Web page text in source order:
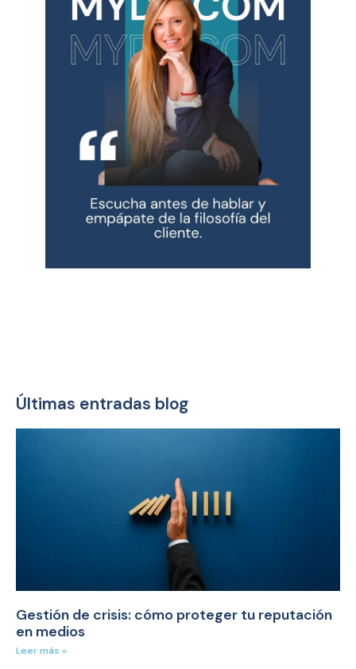
Últimas entradas blog
Gestión de crisis: cómo proteger tu reputación
en medios
Leer más »